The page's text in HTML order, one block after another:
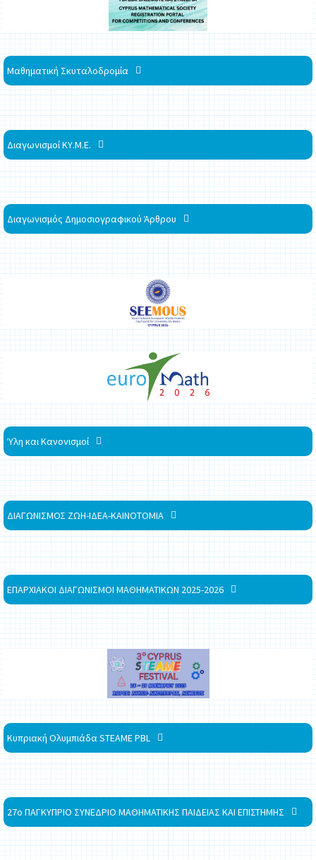
Μαθηματική Σκυταλοδρομία
Διαγωνισμοί ΚΥ.Μ.Ε.
Διαγωνισμός Δημοσιογραφικού Άρθρου
Ύλη και Κανονισμοί
ΔΙΑΓΩΝΙΣΜΟΣ ΖΩΗ-ΙΔΕΑ-ΚΑΙΝΟΤΟΜΙΑ
ΕΠΑΡΧΙΑΚΟΙ ΔΙΑΓΩΝΙΣΜΟΙ ΜΑΘΗΜΑΤΙΚΩΝ 2025-2026
Κυπριακή Ολυμπιάδα STEAME PBL
27ο ΠΑΓΚΥΠΡΙΟ ΣΥΝΕΔΡΙΟ ΜΑΘΗΜΑΤΙΚΗΣ ΠΑΙΔΕΙΑΣ ΚΑΙ ΕΠΙΣΤΗΜΗΣ